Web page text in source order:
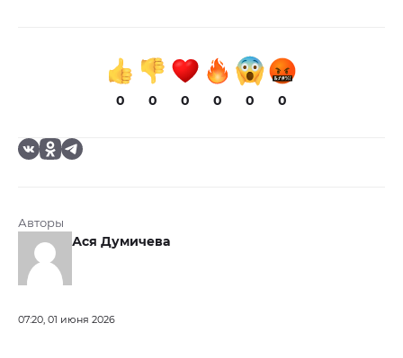
0 0 0 0 0 0
Авторы
Ася Думичева
07:20, 01 июня 2026